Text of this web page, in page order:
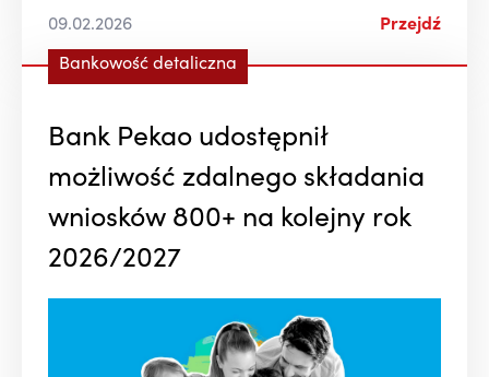
09.02.2026 Przejdź
Bankowość detaliczna
Bank Pekao udostępnił
możliwość zdalnego składania
wniosków 800+ na kolejny rok
2026/2027